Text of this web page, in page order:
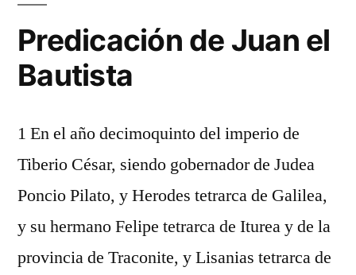
Predicación de Juan el
Bautista
1 En el año decimoquinto del imperio de
Tiberio César, siendo gobernador de Judea
Poncio Pilato, y Herodes tetrarca de Galilea,
y su hermano Felipe tetrarca de Iturea y de la
provincia de Traconite, y Lisanias tetrarca de